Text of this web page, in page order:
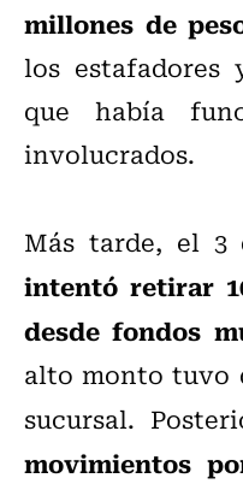
millones de
los
que había
involucrados.
Más tarde, el
intentó retirar
desde fondos
alto monto tuvo
sucursal.
movimientos